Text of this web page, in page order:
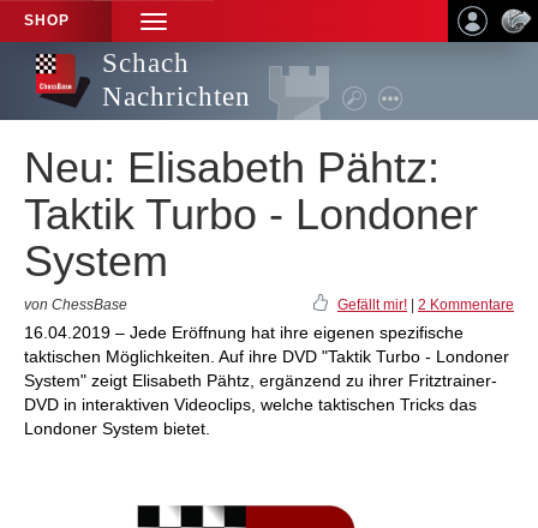
SHOP
TOGGLE
NAVIGATION
Schach
Nachrichten
Neu: Elisabeth Pähtz:
Taktik Turbo - Londoner
System
von ChessBase Gefällt mir! 2 Kommentare
16.04.2019 – Jede Eröffnung hat ihre eigenen spezifische
taktischen Möglichkeiten. Auf ihre DVD "Taktik Turbo - Londoner
System" zeigt Elisabeth Pähtz, ergänzend zu ihrer Fritztrainer-
DVD in interaktiven Videoclips, welche taktischen Tricks das
Londoner System bietet.